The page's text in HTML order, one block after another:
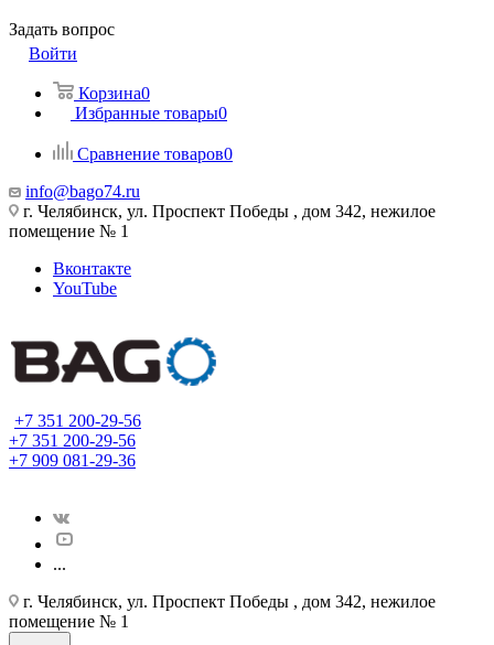
Задать вопрос
Войти
Корзина0
Избранные товары0
Сравнение товаров0
info@bago74.ru
г. Челябинск, ул. Проспект Победы , дом 342, нежилое
помещение № 1
Вконтакте
YouTube
+7 351 200-29-56
+7 351 200-29-56
+7 909 081-29-36
...
г. Челябинск, ул. Проспект Победы , дом 342, нежилое
помещение № 1